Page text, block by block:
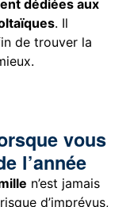
dédiées aux
. Il
de trouver la
vous
l’année
n’est jamais
d’imprévus,